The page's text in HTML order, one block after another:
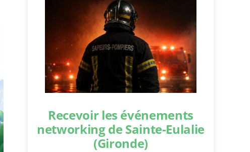
Recevoir les événements
networking de Sainte-Eulalie
(Gironde)